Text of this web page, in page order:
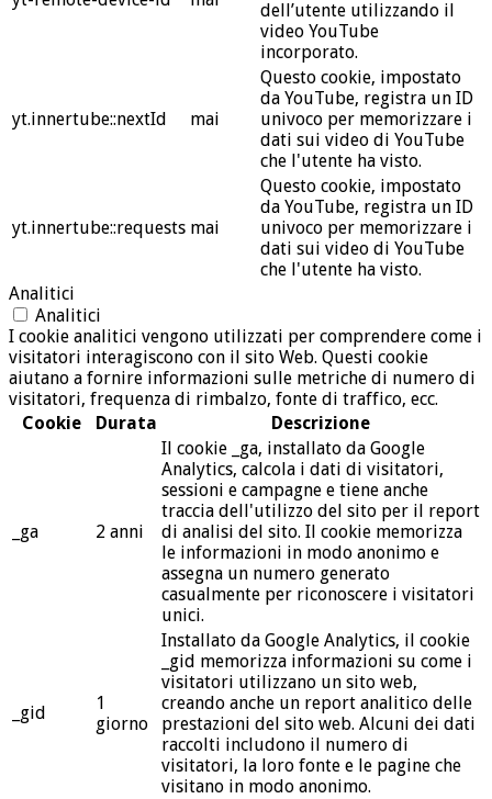
dell’utente utilizzando il
video YouTube
incorporato.
yt.innertube::nextId mai
Questo cookie, impostato
da YouTube, registra un ID
univoco per memorizzare i
dati sui video di YouTube
che l'utente ha visto.
yt.innertube::requests mai
Questo cookie, impostato
da YouTube, registra un ID
univoco per memorizzare i
dati sui video di YouTube
che l'utente ha visto.
Analitici
Analitici
I cookie analitici vengono utilizzati per comprendere come i
visitatori interagiscono con il sito Web. Questi cookie
aiutano a fornire informazioni sulle metriche di numero di
visitatori, frequenza di rimbalzo, fonte di traffico, ecc.
Cookie
Durata Descrizione
_ga 2 anni
Il cookie _ga, installato da Google
Analytics, calcola i dati di visitatori,
sessioni e campagne e tiene anche
traccia dell'utilizzo del sito per il report
di analisi del sito. Il cookie memorizza
le informazioni in modo anonimo e
assegna un numero generato
casualmente per riconoscere i visitatori
unici.
_gid
1
giorno
Installato da Google Analytics, il cookie
_gid memorizza informazioni su come i
visitatori utilizzano un sito web,
creando anche un report analitico delle
prestazioni del sito web. Alcuni dei dati
raccolti includono il numero di
visitatori, la loro fonte e le pagine che
visitano in modo anonimo.